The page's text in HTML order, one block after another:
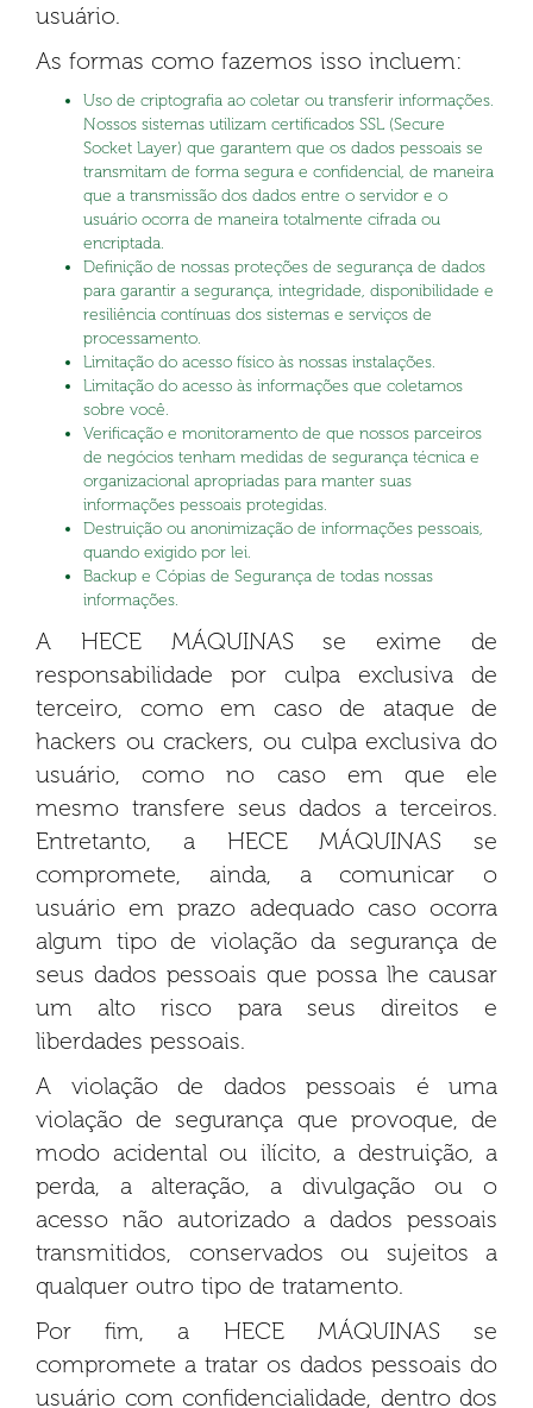
usuário.
As formas como fazemos isso incluem:
Uso de criptografia ao coletar ou transferir informações.
Nossos sistemas utilizam certificados SSL (Secure
Socket Layer) que garantem que os dados pessoais se
transmitam de forma segura e confidencial, de maneira
que a transmissão dos dados entre o servidor e o
usuário ocorra de maneira totalmente cifrada ou
encriptada.
Definição de nossas proteções de segurança de dados
para garantir a segurança, integridade, disponibilidade e
resiliência contínuas dos sistemas e serviços de
processamento.
Limitação do acesso físico às nossas instalações.
Limitação do acesso às informações que coletamos
sobre você.
Verificação e monitoramento de que nossos parceiros
de negócios tenham medidas de segurança técnica e
organizacional apropriadas para manter suas
informações pessoais protegidas.
Destruição ou anonimização de informações pessoais,
quando exigido por lei.
Backup e Cópias de Segurança de todas nossas
informações.
A HECE MÁQUINAS se exime de
responsabilidade por culpa exclusiva de
terceiro, como em caso de ataque de
hackers ou crackers, ou culpa exclusiva do
usuário, como no caso em que ele
mesmo transfere seus dados a terceiros.
Entretanto, a HECE MÁQUINAS se
compromete, ainda, a comunicar o
usuário em prazo adequado caso ocorra
algum tipo de violação da segurança de
seus dados pessoais que possa lhe causar
um alto risco para seus direitos e
liberdades pessoais.
A violação de dados pessoais é uma
violação de segurança que provoque, de
modo acidental ou ilícito, a destruição, a
perda, a alteração, a divulgação ou o
acesso não autorizado a dados pessoais
transmitidos, conservados ou sujeitos a
qualquer outro tipo de tratamento.
Por fim, a HECE MÁQUINAS se
compromete a tratar os dados pessoais do
usuário com confidencialidade, dentro dos